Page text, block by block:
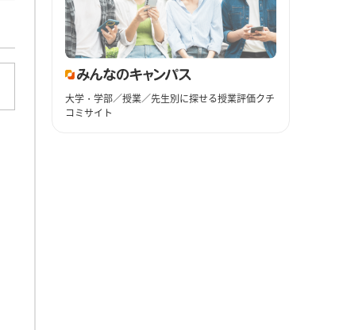
大学・学部／授業／先生別に探せる授業評価クチ
コミサイト